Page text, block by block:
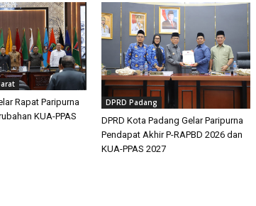
Rapat Paripurna
KUA-PPAS
DPRD Padang
DPRD Kota Padang Gelar Paripurna
Pendapat Akhir P-RAPBD 2026 dan
KUA-PPAS 2027